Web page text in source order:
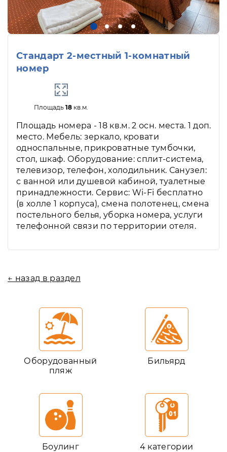
Стандарт 2-местный 1-комнатный
номер
Площадь18 кв.м.
Площадь номера - 18 кв.м. 2 осн. места. 1 доп.
место. Мебель: зеркало, кровати
односпальные, прикроватные тумбочки,
стол, шкаф. Оборудование: сплит-система,
телевизор, телефон, холодильник. Санузел:
с ванной или душевой кабиной, туалетные
принадлежности. Сервис: Wi-Fi бесплатно
(в холле 1 корпуса), смена полотенец, смена
постельного белья, уборка номера, услуги
телефонной связи по территории отеля.
← назад в раздел
Оборудованный
пляж
Бильярд
Боулинг
4 категории